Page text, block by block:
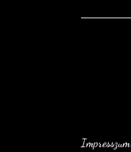
Impresszum